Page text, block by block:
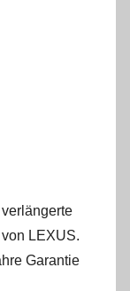
LEXUS.
Garantie